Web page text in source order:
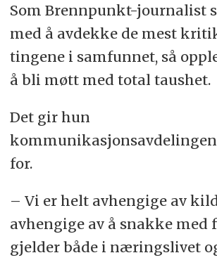
Som Brennpunkt-journalist
med å avdekke de mest
tingene i samfunnet, så
å bli møtt med total taushet.
Det gir hun
for.
– Vi er helt avhengige av
avhengige av å snakke med
gjelder både i næringslivet